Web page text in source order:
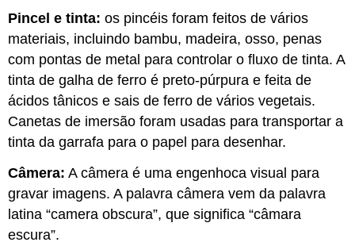
Pincel e tinta: os pincéis foram feitos de vários
materiais, incluindo bambu, madeira, osso, penas
com pontas de metal para controlar o fluxo de tinta. A
tinta de galha de ferro é preto-púrpura e feita de
ácidos tânicos e sais de ferro de vários vegetais.
Canetas de imersão foram usadas para transportar a
tinta da garrafa para o papel para desenhar.
Câmera: A câmera é uma engenhoca visual para
gravar imagens. A palavra câmera vem da palavra
latina “camera obscura”, que significa “câmara
escura”.